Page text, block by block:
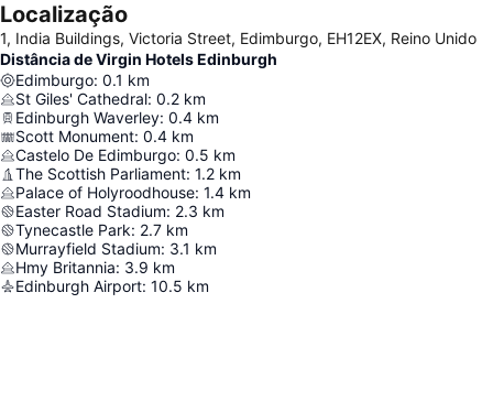
Localização
1, India Buildings, Victoria Street, Edimburgo, EH12EX, Reino Unido
Distância de Virgin Hotels Edinburgh
Edimburgo: 0.1 km
St Giles' Cathedral: 0.2 km
Edinburgh Waverley: 0.4 km
Scott Monument: 0.4 km
Castelo De Edimburgo: 0.5 km
The Scottish Parliament: 1.2 km
Palace of Holyroodhouse: 1.4 km
Easter Road Stadium: 2.3 km
Tynecastle Park: 2.7 km
Murrayfield Stadium: 3.1 km
Hmy Britannia: 3.9 km
Edinburgh Airport: 10.5 km